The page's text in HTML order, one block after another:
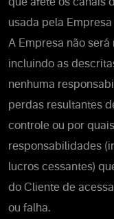
que afete os canais
usada pela
A Empresa não
incluindo as
nenhuma
perdas resultantes
controle ou por
responsabilidades
lucros cessantes)
do Cliente de
ou falha.